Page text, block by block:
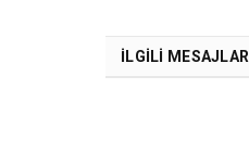
İLGILI MESAJLAR